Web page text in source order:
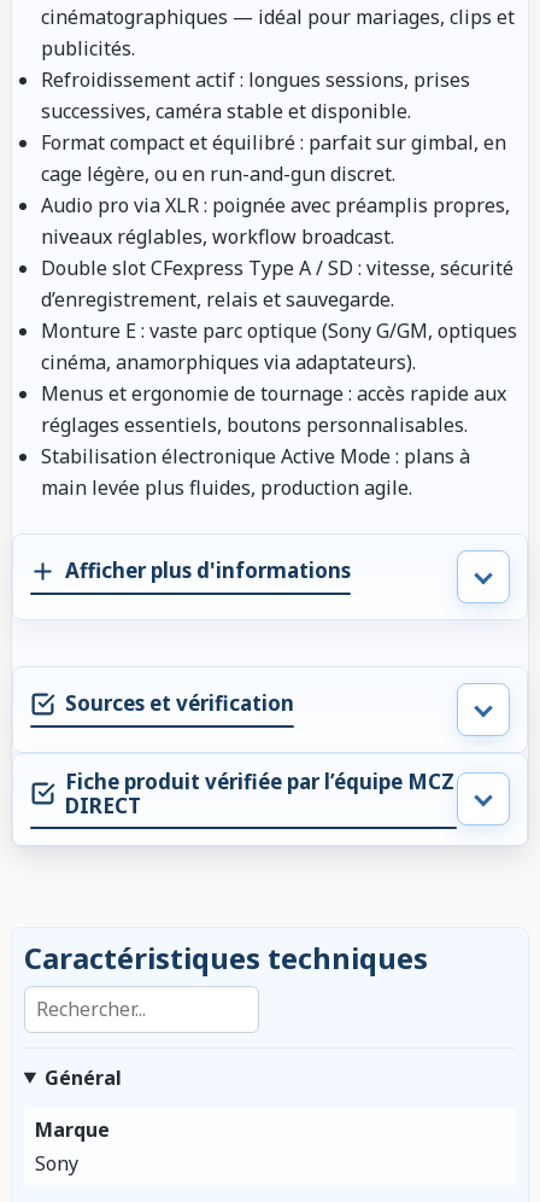
cinématographiques — idéal pour mariages, clips et
publicités.
Refroidissement actif: longues sessions, prises
successives, caméra stable et disponible.
Format compact et équilibré: parfait sur gimbal, en
cage légère, ou en run-and-gun discret.
Audio pro via XLR: poignée avec préamplis propres,
niveaux réglables, workflow broadcast.
Double slot CFexpress Type A / SD : vitesse, sécurité
d’enregistrement, relais et sauvegarde.
Monture E : vaste parc optique (Sony G/GM, optiques
cinéma, anamorphiques via adaptateurs).
Menus et ergonomie de tournage: accès rapide aux
réglages essentiels, boutons personnalisables.
Stabilisation électronique Active Mode: plans à
main levée plus fluides, production agile.
Afficher plus d'informations
Sources et vérification
Fiche produit vérifiée par l’équipe MCZ
DIRECT
Caractéristiques techniques
Rechercher dans les caractéristiques
Général
Marque
Sony